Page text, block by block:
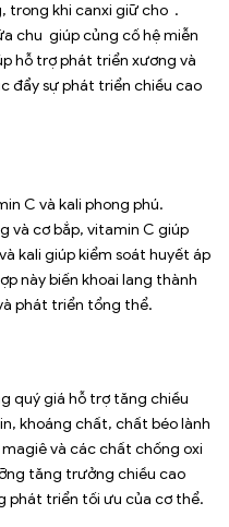
trong khi canxi giữ cho .
chu giúp củng cố hệ miễn
hỗ trợ phát triển xương và
đẩy sự phát triển chiều cao
C và kali phong phú.
và cơ bắp, vitamin C giúp
kali giúp kiểm soát huyết áp
này biến khoai lang thành
phát triển tổng thể.
quý giá hỗ trợ tăng chiều
khoáng chất, chất béo lành
và các chất chống oxi
tăng trưởng chiều cao
phát triển tối ưu của cơ thể.